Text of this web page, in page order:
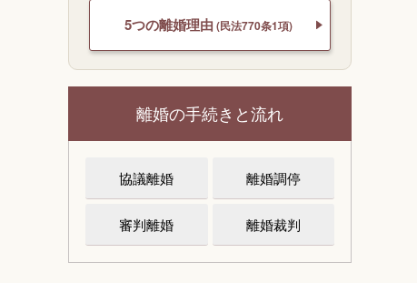
5つの離婚理由 (民法770条1項)
離婚の手続きと流れ
協議離婚 離婚調停
審判離婚 離婚裁判